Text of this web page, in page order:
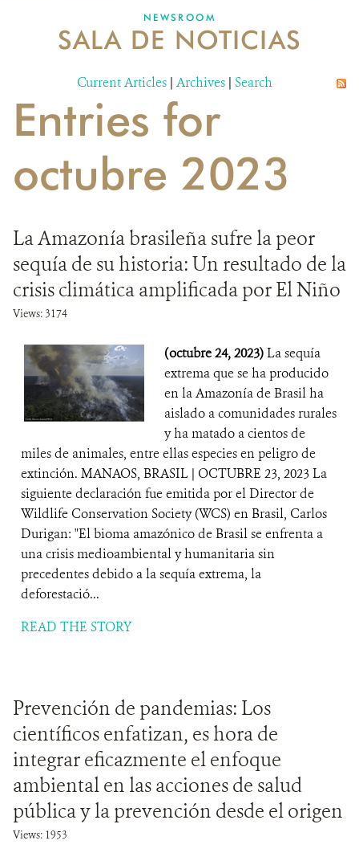
MECANISMO DE ATENCIÓN DE QUEJAS Y RECLAMOS
DONA
NEWSROOM
SALA DE NOTICIAS
Current Articles | Archives | Search
Entries for
octubre 2023
La Amazonía brasileña sufre la peor
sequía de su historia: Un resultado de la
crisis climática amplificada por El Niño
Views: 3174
(octubre 24, 2023)La sequía
extrema que se ha producido
en la Amazonía de Brasil ha
aislado a comunidades rurales
y ha matado a cientos de
miles de animales, entre ellas especies en peligro de
extinción. MANAOS, BRASIL | OCTUBRE 23, 2023 La
siguiente declaración fue emitida por el Director de
Wildlife Conservation Society (WCS) en Brasil, Carlos
Durigan: "El bioma amazónico de Brasil se enfrenta a
una crisis medioambiental y humanitaria sin
precedentes debido a la sequía extrema, la
deforestació...
READ THE STORY
Prevención de pandemias: Los
científicos enfatizan, es hora de
integrar eficazmente el enfoque
ambiental en las acciones de salud
pública y la prevención desde el origen
Views: 1953